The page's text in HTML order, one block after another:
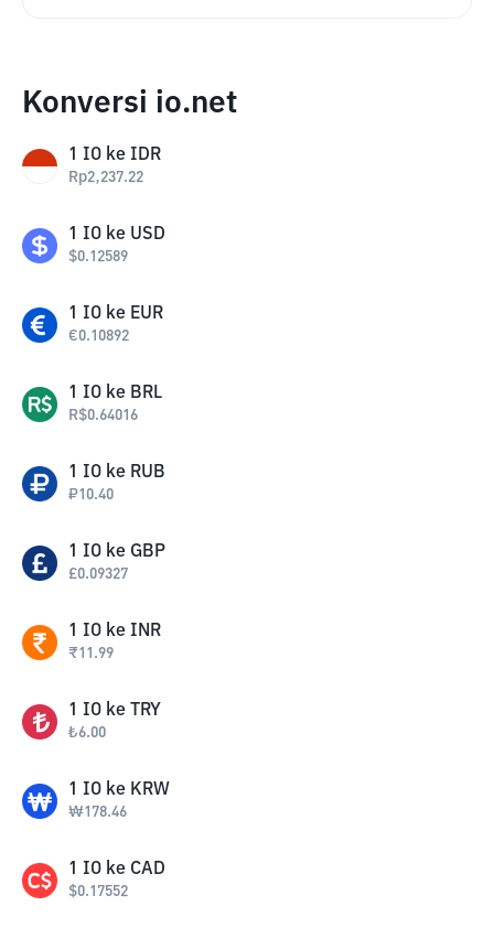
Konversi io.net
1 IO ke IDR
Rp2,237.22
1 IO ke USD
$0.12589
1 IO ke EUR
€0.10892
1 IO ke BRL
R$0.64016
1 IO ke RUB
₽10.40
1 IO ke GBP
£0.09327
1 IO ke INR
₹11.99
1 IO ke TRY
₺6.00
1 IO ke KRW
₩178.46
1 IO ke CAD
$0.17552